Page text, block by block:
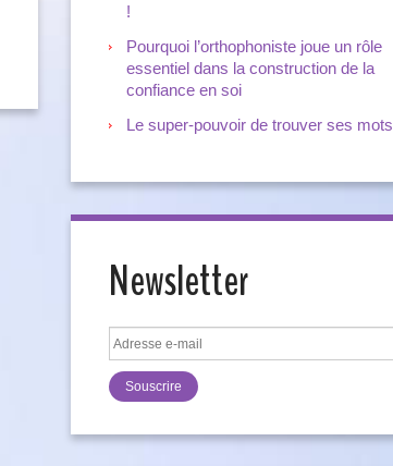
!
Pourquoi l’orthophoniste joue un rôle
essentiel dans la construction de la
confiance en soi
Le super-pouvoir de trouver ses mots
Newsletter
Adresse
e-
mail